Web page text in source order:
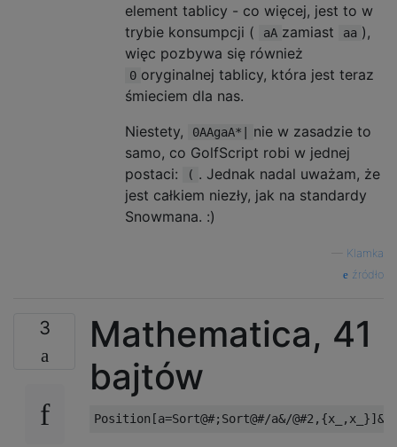
element tablicy - co więcej, jest to w
trybie konsumpcji (
aA zamiast aa ),
więc pozbywa się również
0 oryginalnej tablicy, która jest teraz
śmieciem dla nas.
Niestety,
0AAgaA*|
nie w zasadzie to
samo, co GolfScript robi w jednej
postaci:
( . Jednak nadal uważam, że
jest całkiem niezły, jak na standardy
Snowmana. :)
Klamka
źródło
3
Mathematica, 41
bajtów